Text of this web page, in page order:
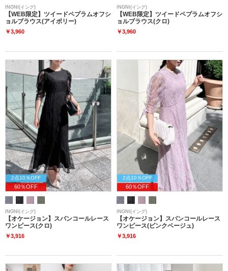
INGNI(イング)
【WEB限定】ツイードペプラムオフシ
ョルブラウス(アイボリー)
￥3,960
INGNI(イング)
【WEB限定】ツイードペプラムオフシ
ョルブラウス(クロ)
￥3,960
2点10％OFF
60％OFF
INGNI(イング)
【オケージョン】スパンコールレース
ワンピース(クロ)
￥3,916
2点10％OFF
60％OFF
INGNI(イング)
【オケージョン】スパンコールレース
ワンピース(ピンクベージュ)
￥3,916